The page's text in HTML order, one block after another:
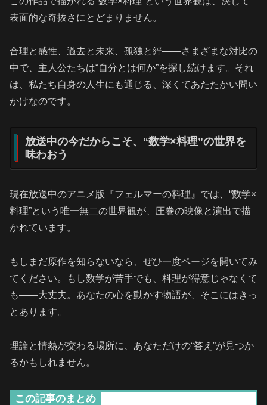
表面的な奇抜さにとどまりません。
合理と感性、過去と未来、孤独と絆――さまざまな対比の
中で、主人公たちは“自分とは何か”を探し続けます。それ
は、私たち自身の人生にも通じる、深くてあたたかい問い
かけなのです。
放送中の今だからこそ、“数学×料理”の世界を
味わおう
現在放送中のアニメ版『フェルマーの料理』では、“数学×
料理”という唯一無二の世界観が、圧巻の映像と演出で描
かれています。
もしまだ原作を知らないなら、ぜひ一度ページを開いてみ
てください。もし数学が苦手でも、料理が得意じゃなくて
も――大丈夫。あなたの心を動かす物語が、そこにはきっ
とあります。
理論と情熱が交わる場所に、あなただけの“答え”が見つか
るかもしれません。
この記事のまとめ